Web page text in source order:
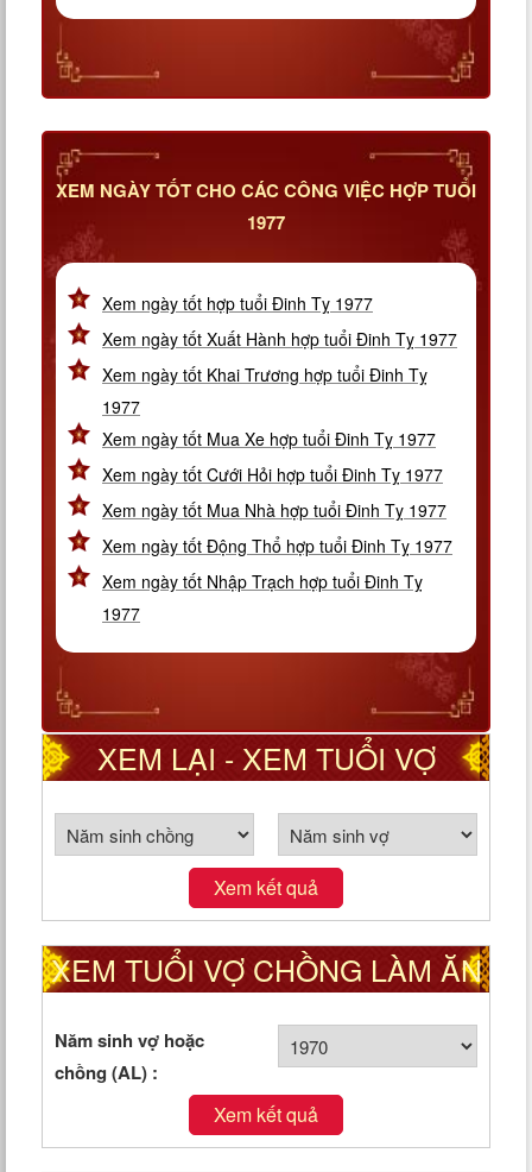
XEM NGÀY TỐT CHO CÁC CÔNG VIỆC HỢP TUỔI
1977
Xem ngày tốt hợp tuổi Đinh Tỵ 1977
Xem ngày tốt Xuất Hành hợp tuổi Đinh Tỵ 1977
Xem ngày tốt Khai Trương hợp tuổi Đinh Tỵ
1977
Xem ngày tốt Mua Xe hợp tuổi Đinh Tỵ 1977
Xem ngày tốt Cưới Hỏi hợp tuổi Đinh Tỵ 1977
Xem ngày tốt Mua Nhà hợp tuổi Đinh Tỵ 1977
Xem ngày tốt Động Thổ hợp tuổi Đinh Tỵ 1977
Xem ngày tốt Nhập Trạch hợp tuổi Đinh Tỵ
1977
XEM LẠI - XEM TUỔI VỢ
CHỒNG THEO CUNG PHI
Xem kết quả
XEM TUỔI VỢ CHỒNG LÀM ĂN
TỐT HAY XẤU
Năm sinh vợ hoặc
chồng (AL) :
Xem kết quả